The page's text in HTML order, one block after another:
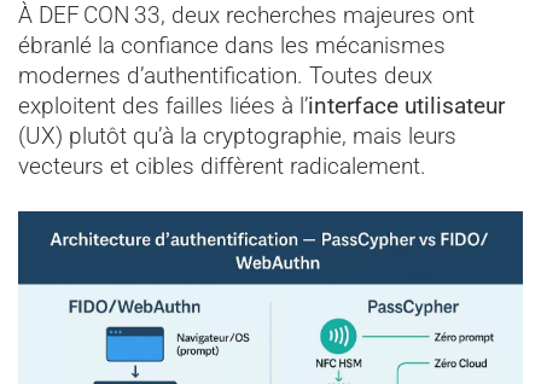
À DEF CON 33, deux recherches majeures ont
ébranlé la confiance dans les mécanismes
modernes d’authentification. Toutes deux
exploitent des failles liées à l’interface utilisateur
(UX) plutôt qu’à la cryptographie, mais leurs
vecteurs et cibles diffèrent radicalement.